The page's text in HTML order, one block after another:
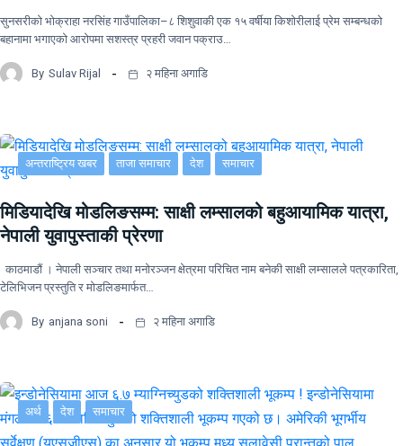
सुनसरीको भोक्राहा नरसिंह गाउँपालिका–८ शिशुवाकी एक १५ वर्षीया किशोरीलाई प्रेम सम्बन्धको
बहानामा भगाएको आरोपमा सशस्त्र प्रहरी जवान पक्राउ…
By Sulav Rijal २ महिना अगाडि
अन्तराष्ट्रिय खबर ताजा समाचार देश समाचार
मिडियादेखि मोडलिङसम्म: साक्षी लम्सालको बहुआयामिक यात्रा,
नेपाली युवापुस्ताकी प्रेरणा
काठमाडौं । नेपाली सञ्चार तथा मनोरञ्जन क्षेत्रमा परिचित नाम बनेकी साक्षी लम्सालले पत्रकारिता,
टेलिभिजन प्रस्तुति र मोडलिङमार्फत…
By anjana soni २ महिना अगाडि
अर्थ देश समाचार